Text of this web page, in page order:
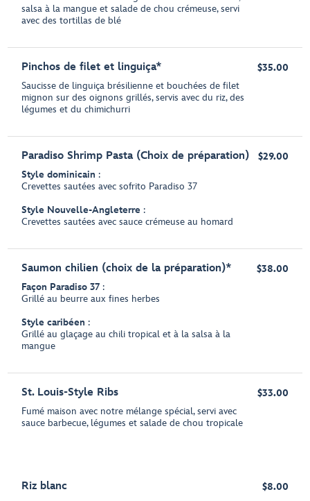
salsa à la mangue et salade de chou crémeuse, servi
avec des tortillas de blé
Pinchos de filet et linguiça*
Saucisse de linguiça brésilienne et bouchées de filet
mignon sur des oignons grillés, servis avec du riz, des
légumes et du chimichurri
$35.00
Paradiso Shrimp Pasta (Choix de préparation)
Style dominicain :
Crevettes sautées avec sofrito Paradiso 37
Style Nouvelle-Angleterre :
Crevettes sautées avec sauce crémeuse au homard
$29.00
Saumon chilien (choix de la préparation)*
Façon Paradiso 37 :
Grillé au beurre aux fines herbes
Style caribéen :
Grillé au glaçage au chili tropical et à la salsa à la
mangue
$38.00
St. Louis-Style Ribs
Fumé maison avec notre mélange spécial, servi avec
sauce barbecue, légumes et salade de chou tropicale
$33.00
Riz blanc $8.00